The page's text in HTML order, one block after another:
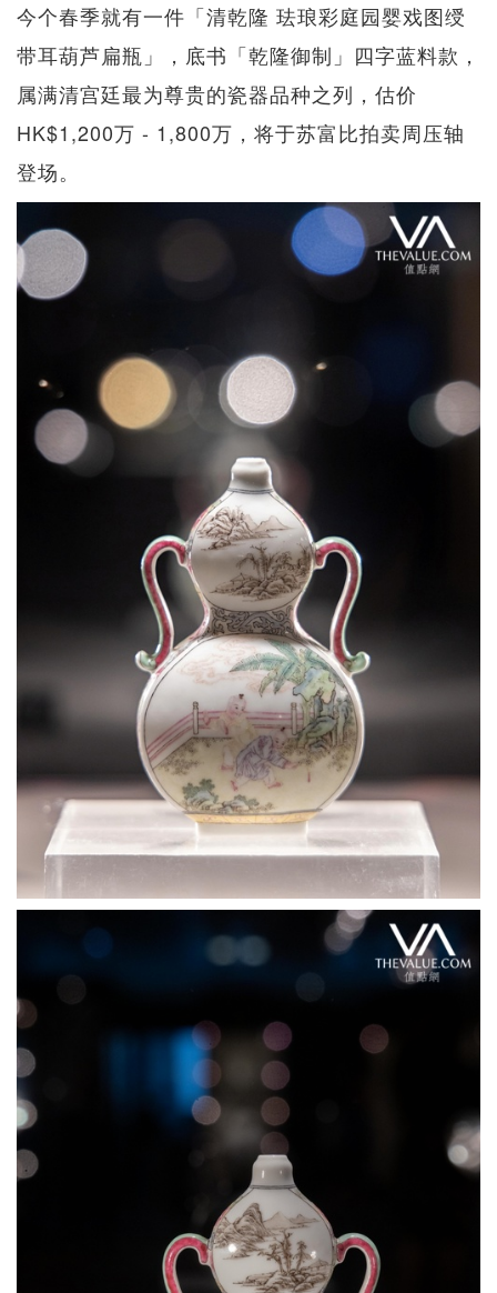
今个春季就有一件「清乾隆 珐琅彩庭园婴戏图绶
带耳葫芦扁瓶」，底书「乾隆御制」四字蓝料款，
属满清宫廷最为尊贵的瓷器品种之列，估价
HK$1,200万 - 1,800万，将于苏富比拍卖周压轴
登场。